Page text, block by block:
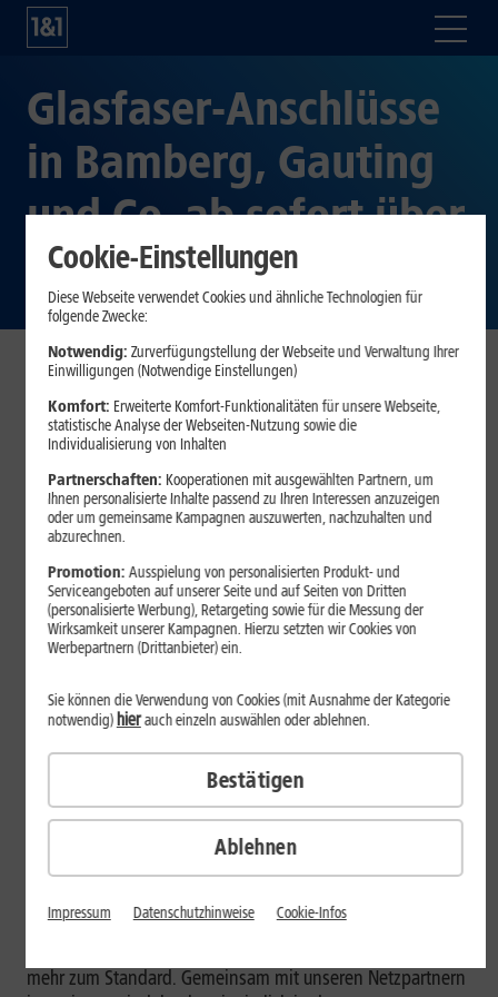
Glasfaser-Anschlüsse
in Bamberg, Gauting
und Co. ab sofort über
1&1 buchbar
Highspeed-Anschlüsse mit Gigabit-Geschwindigkeit
machen Bamberg, Eching, Gauting, Germering,
Puchheim, Ottobrunn, Haar, Grünwald, Unterföhring
und Tamm fit für die digitale Zukunft mit kontinuierlich
wachsenden Up- und Downloadraten.
1&1 übernimmt die Baukosten in Höhe von rund 800
Euro zum Anschluss an das Glasfaser-Netz.
Montabaur, 12. September 2022.1&1 stellt von nun an
in Bamberg, Gauting und Co. Glasfaser-Anschlüsse mit
Gigabit-Geschwindigkeiten sowie umfassende Services
die Möglichkeit von 1&1 Glasfaser zu profitieren.
Angebotsvielfalt durch 1&1
1&1 treibt den Glasfaser-Ausbau in Bamberg und in vielen
weiteren Städten und Gemeinden deutschlandweit durch
gemeinsame Investitionen mit Partnerunternehmen voran.
So sorgt 1&1 mit attraktiven Tarifen und Services für ein
breiteres Glasfaser-Angebot.
mehr zum Standard. Gemeinsam mit unseren Netzpartnern
Cookie-Einstellungen
Diese Webseite verwendet Cookies und ähnliche Technologien für
folgende Zwecke:
Notwendig: Zurverfügungstellung der Webseite und Verwaltung Ihrer
Einwilligungen (Notwendige Einstellungen)
Komfort: Erweiterte Komfort-Funktionalitäten für unsere Webseite,
statistische Analyse der Webseiten-Nutzung sowie die
Individualisierung von Inhalten
Partnerschaften: Kooperationen mit ausgewählten Partnern, um
Ihnen personalisierte Inhalte passend zu Ihren Interessen anzuzeigen
oder um gemeinsame Kampagnen auszuwerten, nachzuhalten und
abzurechnen.
Promotion:Ausspielung von personalisierten Produkt- und
Serviceangeboten auf unserer Seite und auf Seiten von Dritten
(personalisierte Werbung), Retargeting sowie für die Messung der
Wirksamkeit unserer Kampagnen. Hierzu setzten wir Cookies von
Werbepartnern (Drittanbieter) ein.
Ablehnen
Sie können die Verwendung von Cookies (mit Ausnahme der Kategorie
notwendig) hierauch einzeln auswählen oder ablehnen.
Bestätigen
Impressum Datenschutzhinweise Cookie-Infos